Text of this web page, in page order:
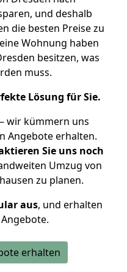
und deshalb
die besten Preise zu
Wohnung haben
besitzen, was
muss.
Lösung für Sie.
wir kümmern uns
Angebote erhalten.
Sie uns noch
Umzug von
zu planen.
aus, und erhalten
erhalten